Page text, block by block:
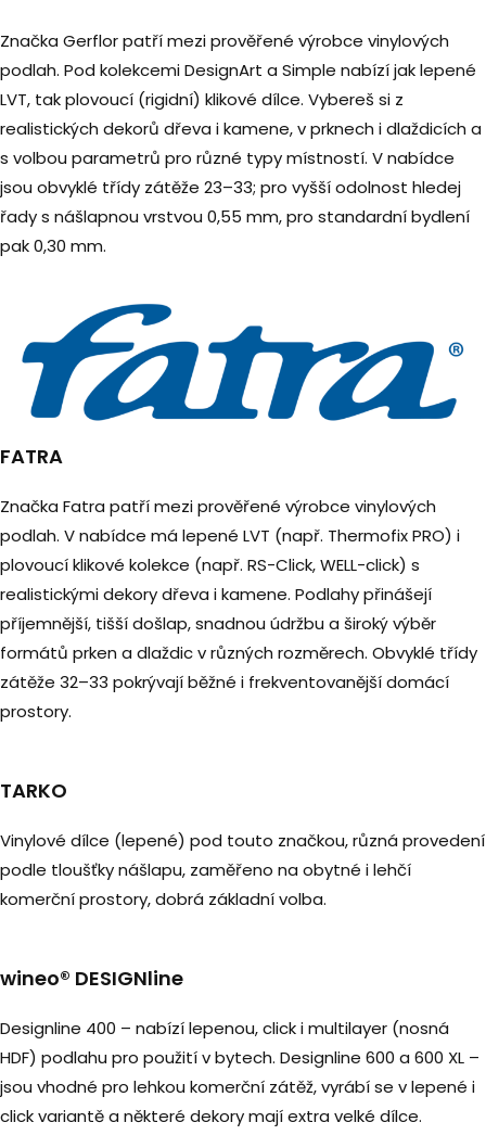
Značka Gerflor patří mezi prověřené výrobce vinylových
podlah. Pod kolekcemi DesignArt a Simple nabízí jak lepené
LVT, tak plovoucí (rigidní) klikové dílce. Vybereš si z
realistických dekorů dřeva i kamene, v prknech i dlaždicích a
s volbou parametrů pro různé typy místností. V nabídce
jsou obvyklé třídy zátěže 23–33; pro vyšší odolnost hledej
řady s nášlapnou vrstvou 0,55 mm, pro standardní bydlení
pak 0,30 mm.
FATRA
Značka Fatra patří mezi prověřené výrobce vinylových
podlah. V nabídce má lepené LVT (např. Thermofix PRO) i
plovoucí klikové kolekce (např. RS-Click, WELL-click) s
realistickými dekory dřeva i kamene. Podlahy přinášejí
příjemnější, tišší došlap, snadnou údržbu a široký výběr
formátů prken a dlaždic v různých rozměrech. Obvyklé třídy
zátěže 32–33 pokrývají běžné i frekventovanější domácí
prostory.
TARKO
Vinylové dílce (lepené) pod touto značkou, různá provedení
podle tloušťky nášlapu, zaměřeno na obytné i lehčí
komerční prostory, dobrá základní volba.
wineo® DESIGNline
Designline 400 – nabízí lepenou, click i multilayer (nosná
HDF) podlahu pro použití v bytech. Designline 600 a 600 XL –
jsou vhodné pro lehkou komerční zátěž, vyrábí se v lepené i
click variantě a některé dekory mají extra velké dílce.